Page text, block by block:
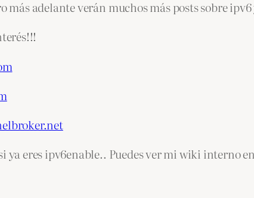
más adelante verán muchos más posts sobre
ya eres ipv6enable.. Puedes ver mi wiki interno en